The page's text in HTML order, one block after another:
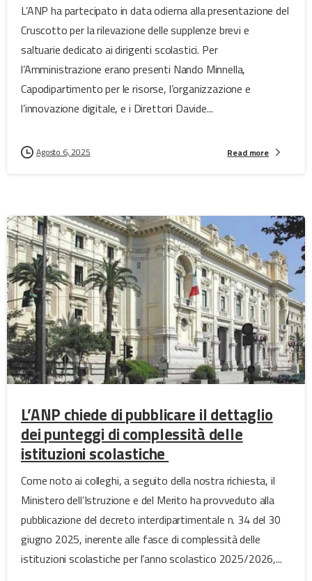
L’ANP ha partecipato in data odierna alla presentazione del
Cruscotto per la rilevazione delle supplenze brevi e
saltuarie dedicato ai dirigenti scolastici. Per
l’Amministrazione erano presenti Nando Minnella,
Capodipartimento per le risorse, l’organizzazione e
l’innovazione digitale, e i Direttori Davide...
Agosto 6, 2025 Read more
L’ANP chiede di pubblicare il dettaglio
dei punteggi di complessità delle
istituzioni scolastiche
Come noto ai colleghi, a seguito della nostra richiesta, il
Ministero dell’Istruzione e del Merito ha provveduto alla
pubblicazione del decreto interdipartimentale n. 34 del 30
giugno 2025, inerente alle fasce di complessità delle
istituzioni scolastiche per l’anno scolastico 2025/2026,...